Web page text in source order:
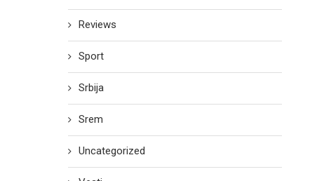
Reviews
Sport
Srbija
Srem
Uncategorized